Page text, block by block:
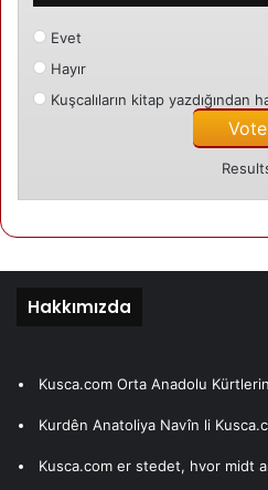
Evet
Hayır
Kuşcalıların kitap yazdığından
Hakkımızda
Kusca.com Orta Anadolu
Kurdên Anatoliya Navîn li
Kusca.com er stedet, hvor midt